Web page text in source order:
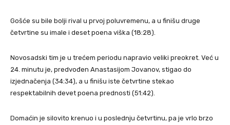
Gošće su bile bolji rival u prvoj poluvremenu, a u finišu druge
četvrtine su imale i deset poena viška (18:28).
Novosadski tim je u trećem periodu napravio veliki preokret. Već u
24. minutu je, predvođen Anastasijom Jovanov, stigao do
izjednačenja (34:34), a u finišu iste četvrtine stekao
respektabilnih devet poena prednosti (51:42).
Domaćin je silovito krenuo i u poslednju četvrtinu, pa je vrlo brzo